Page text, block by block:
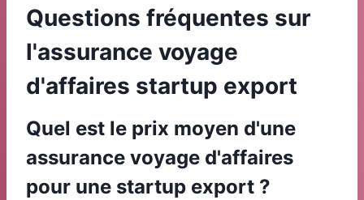
Questions fréquentes sur
l'assurance voyage
d'affaires startup export
Quel est le prix moyen d'une
assurance voyage d'affaires
pour une startup export ?